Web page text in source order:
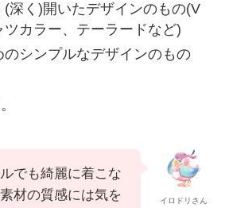
(深く)開いたデザインのもの(V
ツカラー、テーラードなど)
のシンプルなデザインのもの
イロドリさん
でも綺麗に着こな
材の質感には気を